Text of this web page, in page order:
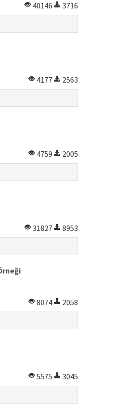
40146
3716
4177
2563
4759
2005
31827
8953
8074
2058
5575
3045